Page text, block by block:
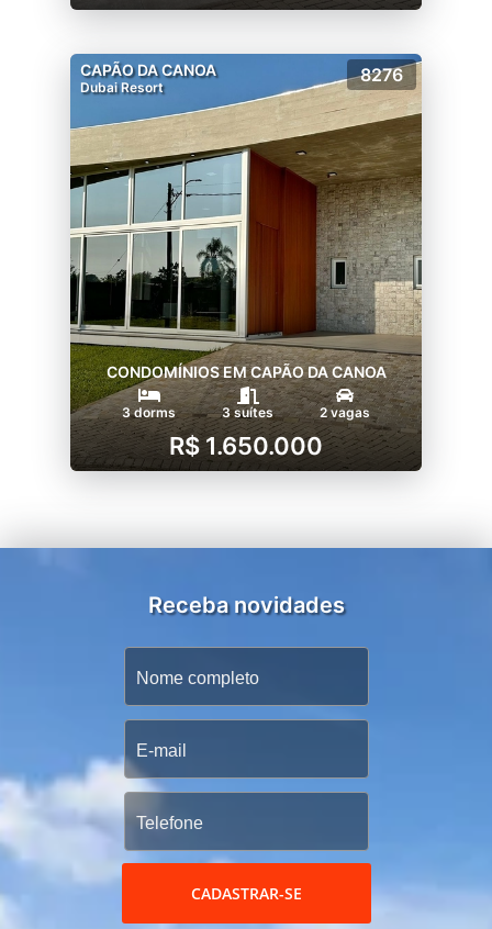
CAPÃO DA CANOA
Dubai Resort
8276
CONDOMÍNIOS EM CAPÃO DA CANOA
3 dorms 3 suítes 2 vagas
R$ 1.650.000
Receba novidades
CADASTRAR-SE